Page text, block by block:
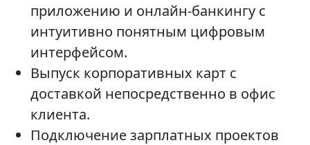
приложению и онлайн-банкингу с
интуитивно понятным цифровым
интерфейсом.
Выпуск корпоративных карт с
доставкой непосредственно в офис
клиента.
Подключение зарплатных проектов